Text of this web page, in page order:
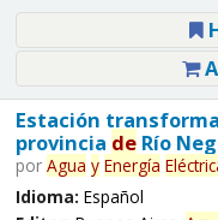
Estación
provincia deRío
por Agua y Energía
Idioma: Español